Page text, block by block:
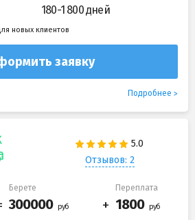
180-1 800 дней
новых клиентов
заявку
Подробнее
Отзывов: 2
Берете Переплата